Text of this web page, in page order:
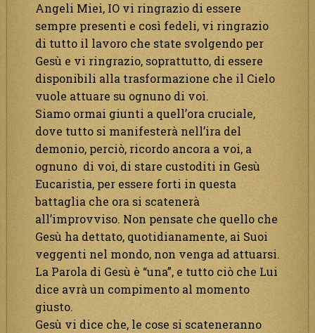
Angeli Miei, IO vi ringrazio di essere
sempre presenti e così fedeli, vi ringrazio
di tutto il lavoro che state svolgendo per
Gesù e vi ringrazio, soprattutto, di essere
disponibili alla trasformazione che il Cielo
vuole attuare su ognuno di voi.
Siamo ormai giunti a quell’ora cruciale,
dove tutto si manifesterà nell’ira del
demonio, perciò, ricordo ancora a voi, a
ognuno di voi, di stare custoditi in Gesù
Eucaristia, per essere forti in questa
battaglia che ora si scatenerà
all’improvviso. Non pensate che quello che
Gesù ha dettato, quotidianamente, ai Suoi
veggenti nel mondo, non venga ad attuarsi.
La Parola di Gesù è “una”, e tutto ciò che Lui
dice avrà un compimento al momento
giusto.
Gesù vi dice che, le cose si scateneranno